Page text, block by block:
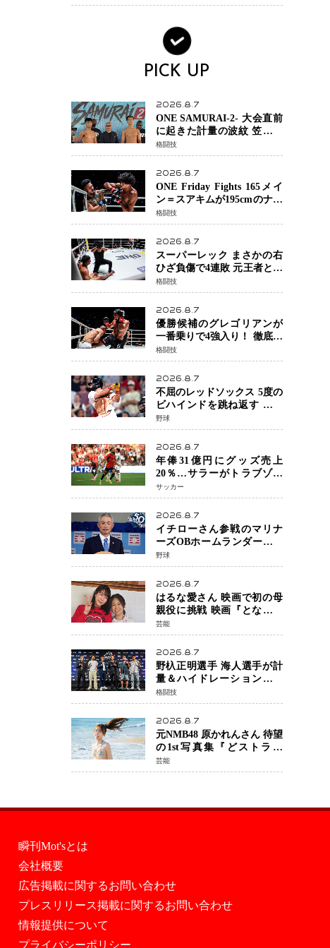
ック・ウィドウ役のシラ・
PICK UP
2026.8.7
ONE SAMURAI-2- 大会直前
に起きた計量の波紋 笠原弘
希ら注目ファイターは契約
体重で決戦へ、山本歩夢と
平山諒選手戦は中止に
格闘技
2026.8.7
ONE Friday Fights 165メイ
ン＝スアキムが195cmのナビ
ル・アナンからダウン奪
取！猛反撃を耐え抜き判定
勝利、8連勝を達成
格闘技
2026.8.7
スーパーレック まさかの右
ひざ負傷で4連敗 元王者とし
て異例の苦境…「アクシデ
ント」でも消えない危険信
号
格闘技
2026.8.7
優勝候補のグレゴリアンが
一番乗りで4強入り！ 徹底し
たローキックでウスビャン
を攻略、判定勝利
格闘技
2026.8.7
不屈のレッドソックス 5度の
ビハインドを跳ね返す 延長
13回サヨナラ勝ち 吉田正尚
選手も2安打1打点で貢献 4得
点以上は驚異の28連勝
野球
2026.8.7
年俸31億円にグッズ売上
20％…サラーがトラブゾン
スポル加入 世界サッカーは
「五大リーグ一強」から新
時代へ
サッカー
2026.8.7
イチローさん参戦のマリナ
ーズOBホームランダービー
が無料生配信 北米ならで
はの“魅せる興行”に世界が
注目
野球
2026.8.7
はるな愛さん 映画で初の母
親役に挑戦 映画『となりの
とらんす少女ちゃん』11月7
日公開 未来の自分との対話
を描く注目作
芸能
2026.8.7
野杁正明選手 海人選手が計
量＆ハイドレーションテス
トをクリア「ONE
SAMURAI 2」決戦へ万全の
準備整う
格闘技
2026.8.7
元NMB48 原かれんさん 待望
の1st写真集『どストライ
ク』発売決定 バリで魅せる
25歳の新境地
芸能
瞬刊Mot'sとは
会社概要
広告掲載に関するお問い合わせ
プレスリリース掲載に関するお問い合わせ
情報提供について
プライバシーポリシー